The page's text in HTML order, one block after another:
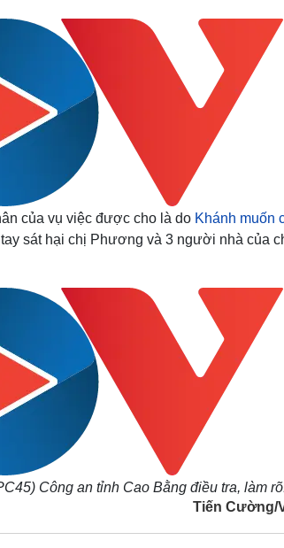
của vụ việc được cho là doKhánh muốn
sát hại chị Phương và 3 người nhà của
Công an tỉnh Cao Bằng điều tra, làm
Tiến Cường/